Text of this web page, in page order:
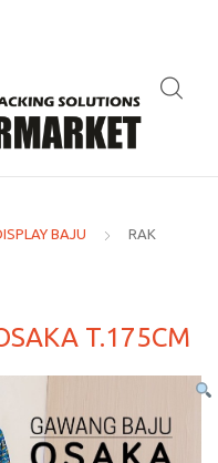
BAJU RAK
T.175CM